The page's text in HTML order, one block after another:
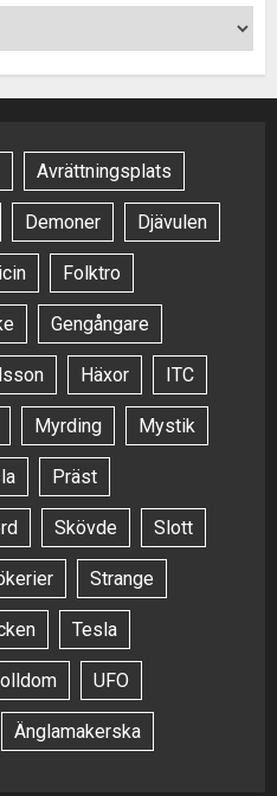
Avrättningsplats
Demoner Djävulen
Folktro
Gengångare
Häxor ITC
Myrding Mystik
Präst
Skövde Slott
Strange
Tesla
UFO
Änglamakerska